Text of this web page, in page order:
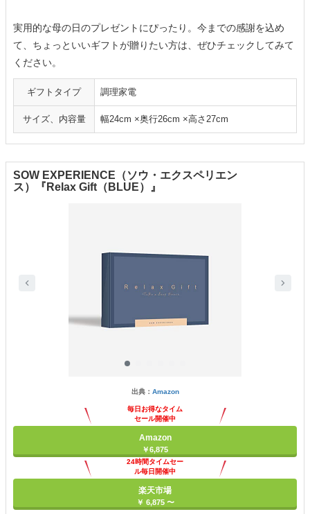
実用的な母の日のプレゼントにぴったり。今までの感謝を込め
て、ちょっといいギフトが贈りたい方は、ぜひチェックしてみて
ください。
ギフトタイプ 調理家電
サイズ、内容量 幅24cm ×奥行26cm ×高さ27cm
SOW EXPERIENCE（ソウ・エクスペリエン
ス）『Relax Gift（BLUE）』
出典： Amazon
毎日お得なタイム
セール開催中
Amazon
￥6,875
24時間タイムセー
ル毎日開催中
楽天市場
￥ 6,875 〜